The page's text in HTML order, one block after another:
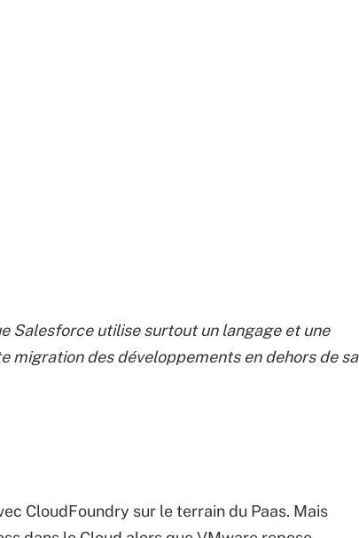
Salesforce utilise surtout un langage et une
des développements en dehors de sa
CloudFoundry sur le terrain du Paas. Mais